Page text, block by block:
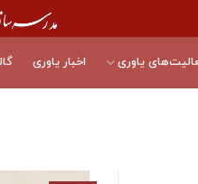
یاوری اخبار یاوری